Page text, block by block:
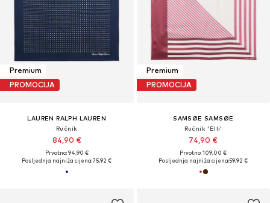
Premium
PROMOCIJA
LAUREN RALPH LAUREN
Ručnik
84,90 €
Prvotno: 94,90 €
Posljednja najniža cijena:75,92 €
Premium
PROMOCIJA
SAMSØE SAMSØE
Ručnik 'Elli'
74,90 €
Prvotno: 109,00 €
Posljednja najniža cijena:59,92 €